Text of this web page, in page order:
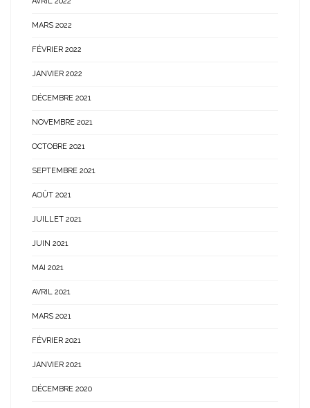
MARS 2022
FÉVRIER 2022
JANVIER 2022
DÉCEMBRE 2021
NOVEMBRE 2021
OCTOBRE 2021
SEPTEMBRE 2021
AOÛT 2021
JUILLET 2021
JUIN 2021
MAI 2021
AVRIL 2021
MARS 2021
FÉVRIER 2021
JANVIER 2021
DÉCEMBRE 2020